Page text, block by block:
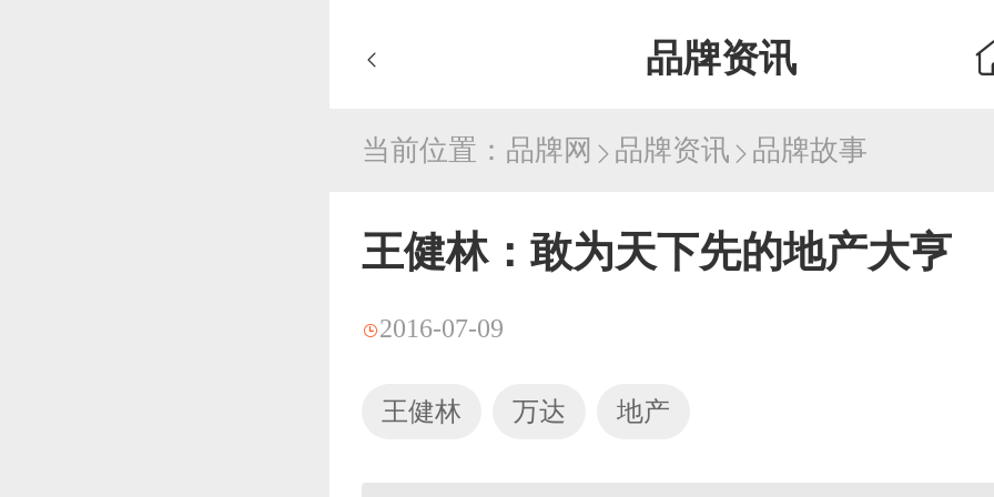
品牌资讯
当前位置： 品牌网 品牌资讯 品牌故事
王健林：敢为天下先的地产大亨
2016-07-09
王健林 万达 地产